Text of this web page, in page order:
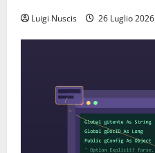
Luigi Nuscis 26 Luglio 2026